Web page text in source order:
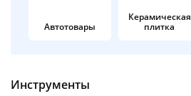
Автотовары
Керамическая
плитка
Инструменты